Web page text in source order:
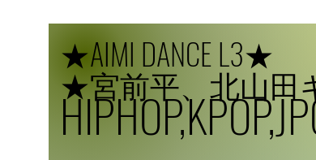
★AIMI DANCE L3★
★宮前平、北山